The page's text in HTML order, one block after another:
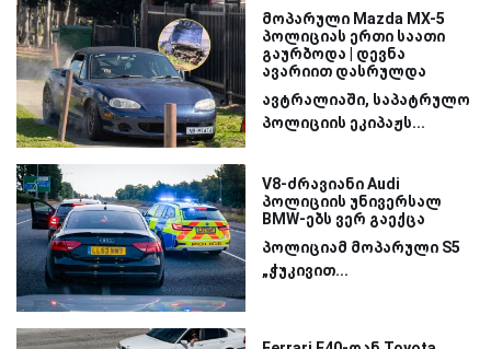
მოპარული Mazda MX-5
პოლიციას ერთი საათი
გაურბოდა | დევნა
ავარიით დასრულდა
ავტრალიაში, საპატრულო
პოლიციის ეკიპაჟს...
V8-ძრავიანი Audi
პოლიციის უნივერსალ
BMW-ებს ვერ გაექცა
პოლიციამ მოპარული S5
„ჭუკივით...